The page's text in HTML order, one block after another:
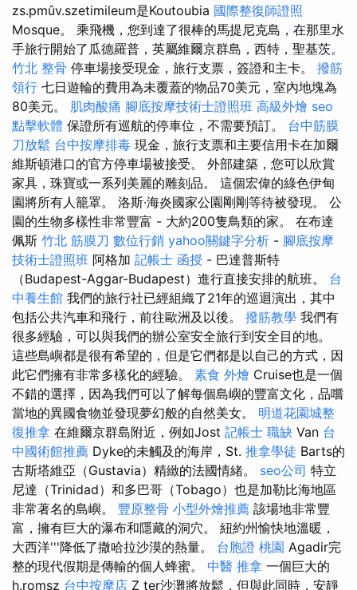
zs.pmûv.szetimileum是Koutoubia 國際整復師證照
Mosque。 乘飛機，您到達了很棒的馬提尼克島，在那里水
手旅行開始了瓜德羅普，英屬維爾京群島，西特，聖基茨。
竹北 整骨 停車場接受現金，旅行支票，簽證和主卡。 撥筋
領行 七日遊輪的費用為未覆蓋的物品70美元，室內地塊為
80美元。 肌肉酸痛 腳底按摩技術士證照班 高級外燴 seo
點擊軟體 保證所有巡航的停車位，不需要預訂。 台中筋膜
刀放鬆 台中按摩排毒 現金，旅行支票和主要信用卡在加爾
維斯頓港口的官方停車場被接受。 外部建築，您可以欣賞
家具，珠寶或一系列美麗的雕刻品。 這個宏偉的綠色伊甸
園將所有人籠罩。 洛斯·海炎國家公園剛剛等待被發現。 公
園的生物多樣性非常豐富 - 大約200隻鳥類的家。 在布達
佩斯 竹北 筋膜刀 數位行銷 yahoo關鍵字分析 - 腳底按摩
技術士證照班 阿格加 記帳士 函授 - 巴達普斯特
（Budapest-Aggar-Budapest）進行直接安排的航班。 台
中養生館 我們的旅行社已經組織了21年的巡迴演出，其中
包括公共汽車和飛行，前往歐洲及以後。 撥筋教學 我們有
很多經驗，可以與我們的辦公室安全旅行到安全目的地。
這些島嶼都是很有希望的，但是它們都是以自己的方式，因
此它們擁有非常多樣化的經驗。 素食 外燴 Cruise也是一個
不錯的選擇，因為我們可以了解每個島嶼的豐富文化，品嚐
當地的異國食物並發現夢幻般的自然美女。 明道花園城整
復推拿 在維爾京群島附近，例如Jost 記帳士 職缺 Van 台
中國術館推薦 Dyke的未觸及的海岸，St. 推拿學徒 Barts的
古斯塔維亞（Gustavia）精緻的法國情緒。 seo公司 特立
尼達（Trinidad）和多巴哥（Tobago）也是加勒比海地區
非常著名的島嶼。 豐原整骨 小型外燴推薦 該場地非常豐
富，擁有巨大的瀑布和隱藏的洞穴。 紐約州愉快地溫暖，
大西洋'''降低了撒哈拉沙漠的熱量。 台胞證 桃園 Agadir完
整的現代假期是傳輸的個人蜂蜜。 中醫 推拿 一個巨大的
h.romsz 台中按摩店 Z ter沙灘將放鬆，但與此同時，安靜